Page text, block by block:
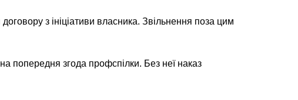
з ініціативи власника. Звільнення поза цим
попередня згода профспілки. Без неї наказ